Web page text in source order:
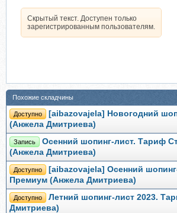
Скрытый текст. Доступен только
зарегистрированным пользователям.
Похожие складчины
Доступно
[aibazovajela] Новогодний
(Анжела Дмитриева)
Запись
Осенний шопинг-лист. Тариф
(Анжела Дмитриева)
Доступно
[aibazovajela] Осенний
Премиум (Анжела Дмитриева)
Доступно
Летний шопинг-лист 2023.
Дмитриева)